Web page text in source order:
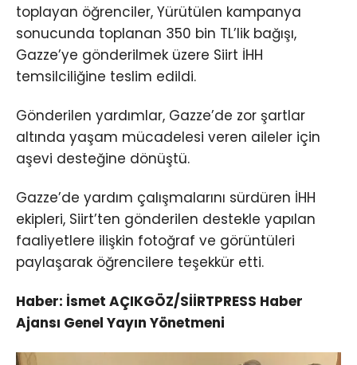
toplayan öğrenciler, Yürütülen kampanya
sonucunda toplanan 350 bin TL’lik bağışı,
Gazze’ye gönderilmek üzere Siirt İHH
temsilciliğine teslim edildi.
Gönderilen yardımlar, Gazze’de zor şartlar
altında yaşam mücadelesi veren aileler için
aşevi desteğine dönüştü.
Gazze’de yardım çalışmalarını sürdüren İHH
ekipleri, Siirt’ten gönderilen destekle yapılan
faaliyetlere ilişkin fotoğraf ve görüntüleri
paylaşarak öğrencilere teşekkür etti.
Haber: İsmet AÇIKGÖZ/SİİRTPRESS Haber
Ajansı Genel Yayın Yönetmeni